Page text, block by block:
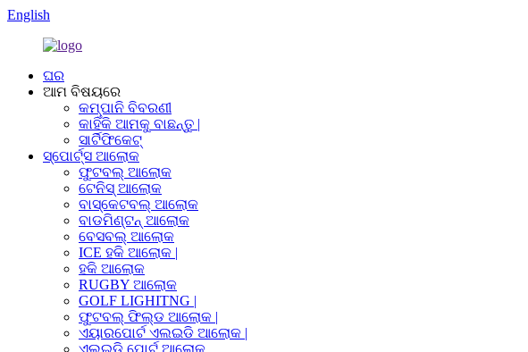
English
ଘର
ଆମ ବିଷୟରେ
କମ୍ପାନି ବିବରଣୀ
କାହିଁକି ଆମକୁ ବାଛନ୍ତୁ |
ସାର୍ଟିଫିକେଟ୍
ସ୍ପୋର୍ଟ୍ସ ଆଲୋକ
ଫୁଟବଲ୍ ଆଲୋକ
ଟେନିସ୍ ଆଲୋକ
ବାସ୍କେଟବଲ୍ ଆଲୋକ
ବାଡମିଣ୍ଟନ୍ ଆଲୋକ
ବେସବଲ୍ ଆଲୋକ
ICE ହକି ଆଲୋକ |
ହକି ଆଲୋକ
RUGBY ଆଲୋକ
GOLF LIGHITNG |
ଫୁଟବଲ୍ ଫିଲ୍ଡ ଆଲୋକ |
ଏୟାରପୋର୍ଟ ଏଲଇଡି ଆଲୋକ |
ଏଲଇଡି ପୋର୍ଟ ଆଲୋକ